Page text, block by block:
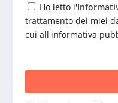
Ho letto l'
trattamento dei miei
cui all'informativa
i
r